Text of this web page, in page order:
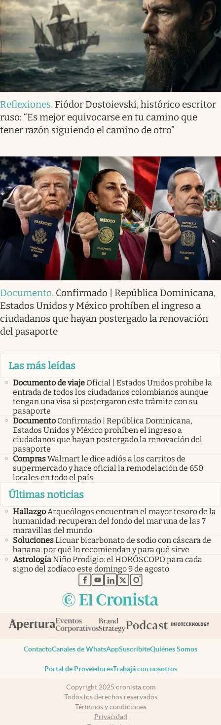
Reflexiones. Fiódor Dostoievski, histórico escritor
ruso: “Es mejor equivocarse en tu camino que
tener razón siguiendo el camino de otro”
Documento. Confirmado | República Dominicana,
Estados Unidos y México prohíben el ingreso a
ciudadanos que hayan postergado la renovación
del pasaporte
Las más leídas
Documento de viaje Oficial | Estados Unidos prohíbe la
entrada de todos los ciudadanos colombianos aunque
tengan una visa si postergaron este trámite con su
pasaporte
Documento Confirmado | República Dominicana,
Estados Unidos y México prohíben el ingreso a
ciudadanos que hayan postergado la renovación del
pasaporte
ComprasWalmart le dice adiós a los carritos de
supermercado y hace oficial la remodelación de 650
locales en todo el país
Últimas noticias
HallazgoArqueólogos encuentran el mayor tesoro de la
humanidad: recuperan del fondo del mar una de las 7
maravillas del mundo
SolucionesLicuar bicarbonato de sodio con cáscara de
banana: por qué lo recomiendan y para qué sirve
AstrologíaNiño Prodigio: el HORÓSCOPO para cada
signo del zodíaco este domingo 9 de agosto
abre en nueva pestaña
abre en nueva pestaña
abre en nueva pestaña
abre en nueva pestaña
abre en nueva pestaña
ContactoCanales de WhatsAppSuscribiteQuiénes Somos
Portal de ProveedoresTrabajá con nosotros
Copyright 2025 cronista.com
Todos los derechos reservados
Términos y condiciones
Privacidad